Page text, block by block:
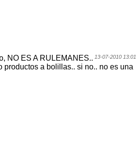
13-07-2010 13:01
NO ES A RULEMANES..
productos a bolillas.. si no.. no es una